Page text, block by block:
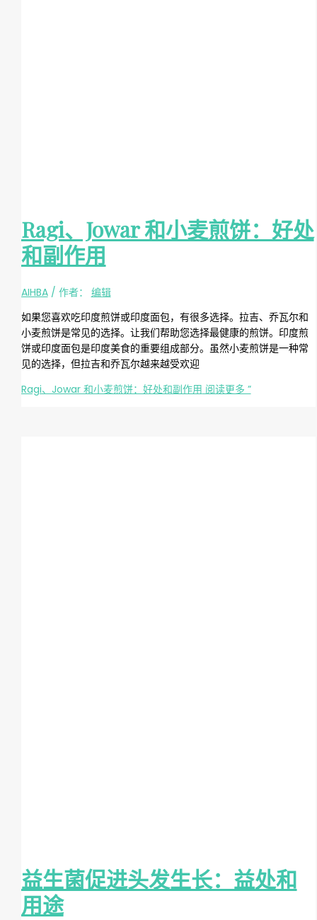
Ragi、Jowar 和小麦煎饼：好处
和副作用
AIHBA/ 作者：
编辑
如果您喜欢吃印度煎饼或印度面包，有很多选择。拉吉、乔瓦尔和
小麦煎饼是常见的选择。让我们帮助您选择最健康的煎饼。印度煎
饼或印度面包是印度美食的重要组成部分。虽然小麦煎饼是一种常
见的选择，但拉吉和乔瓦尔越来越受欢迎
Ragi、Jowar 和小麦煎饼：好处和副作用 阅读更多 ”
益生菌促进头发生长：益处和
用途